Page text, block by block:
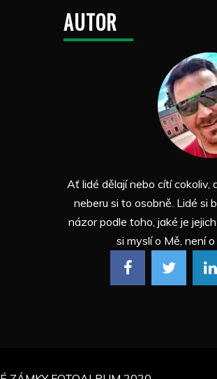
AUTOR
Ať lidé dělají nebo cítí cokoliv,
neberu si to osobně. Lidé si
názor podle toho, jaké je
si myslí o Mě, není o